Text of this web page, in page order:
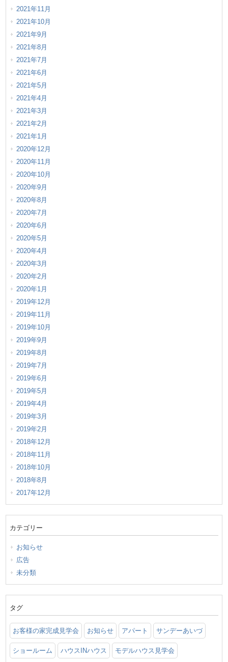
2021年11月
2021年10月
2021年9月
2021年8月
2021年7月
2021年6月
2021年5月
2021年4月
2021年3月
2021年2月
2021年1月
2020年12月
2020年11月
2020年10月
2020年9月
2020年8月
2020年7月
2020年6月
2020年5月
2020年4月
2020年3月
2020年2月
2020年1月
2019年12月
2019年11月
2019年10月
2019年9月
2019年8月
2019年7月
2019年6月
2019年5月
2019年4月
2019年3月
2019年2月
2018年12月
2018年11月
2018年10月
2018年8月
2017年12月
カテゴリー
お知らせ
広告
未分類
タグ
お客様の家完成見学会 お知らせ アパート サンデーあいづ
ショールーム ハウスINハウス モデルハウス見学会